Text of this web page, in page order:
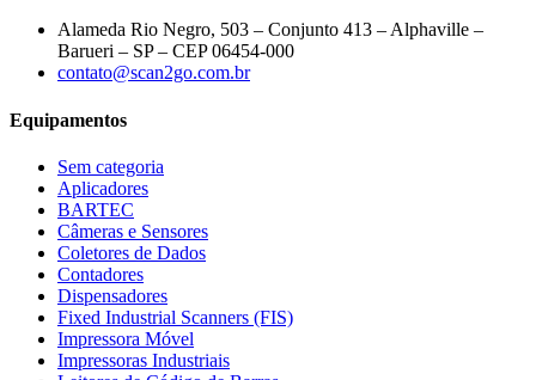
Alameda Rio Negro, 503 – Conjunto 413 – Alphaville –
Barueri – SP – CEP 06454-000
contato@scan2go.com.br
Equipamentos
Sem categoria
Aplicadores
BARTEC
Câmeras e Sensores
Coletores de Dados
Contadores
Dispensadores
Fixed Industrial Scanners (FIS)
Impressora Móvel
Impressoras Industriais